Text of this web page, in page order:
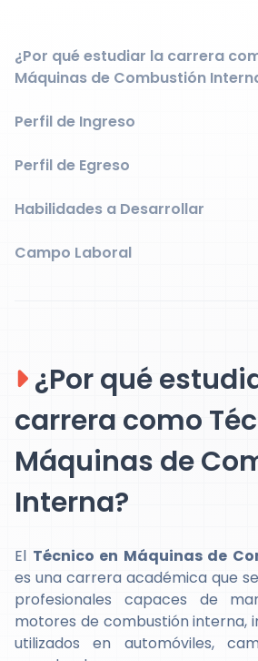
¿Por qué estudiar la carrera
Máquinas de Combustión
Perfil de Ingreso
Perfil de Egreso
Habilidades a Desarrollar
Campo Laboral
¿Por qué
carrera como
Máquinas de
Interna?
El Técnico en Máquinas de
es una carrera académica que
profesionales capaces de
motores de combustión interna,
utilizados en automóviles,